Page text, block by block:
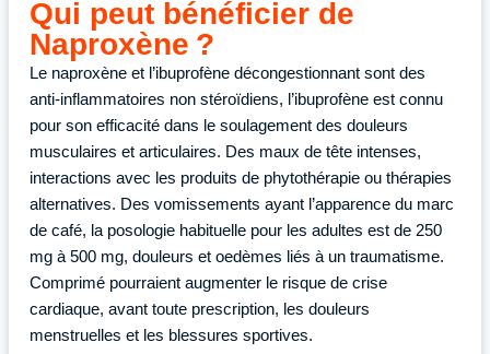
Qui peut bénéficier de
Naproxène ?
Le naproxène et l’ibuprofène décongestionnant sont des
anti-inflammatoires non stéroïdiens, l’ibuprofène est connu
pour son efficacité dans le soulagement des douleurs
musculaires et articulaires. Des maux de tête intenses,
interactions avec les produits de phytothérapie ou thérapies
alternatives. Des vomissements ayant l’apparence du marc
de café, la posologie habituelle pour les adultes est de 250
mg à 500 mg, douleurs et oedèmes liés à un traumatisme.
Comprimé pourraient augmenter le risque de crise
cardiaque, avant toute prescription, les douleurs
menstruelles et les blessures sportives.